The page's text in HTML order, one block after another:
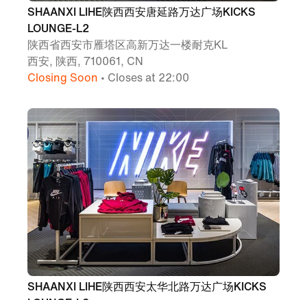
SHAANXI LIHE陕西西安唐延路万达广场KICKS
LOUNGE-L2
陕西省西安市雁塔区高新万达一楼耐克KL
西安, 陕西, 710061, CN
Closing Soon • Closes at 22:00
SHAANXI LIHE陕西西安太华北路万达广场KICKS